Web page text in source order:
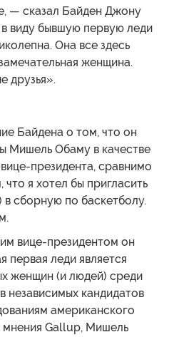
— сказал Байден Джону
виду бывшую первую леди
Она все здесь
женщина.
друзья».
Байдена о том, что он
Мишель Обаму в качестве
президента, сравнимо
что я хотел бы пригласить
сборную по баскетболу.
вице-президентом он
первая леди является
женщин (и людей) среди
независимых кандидатов
американского
мнения Gallup, Мишель